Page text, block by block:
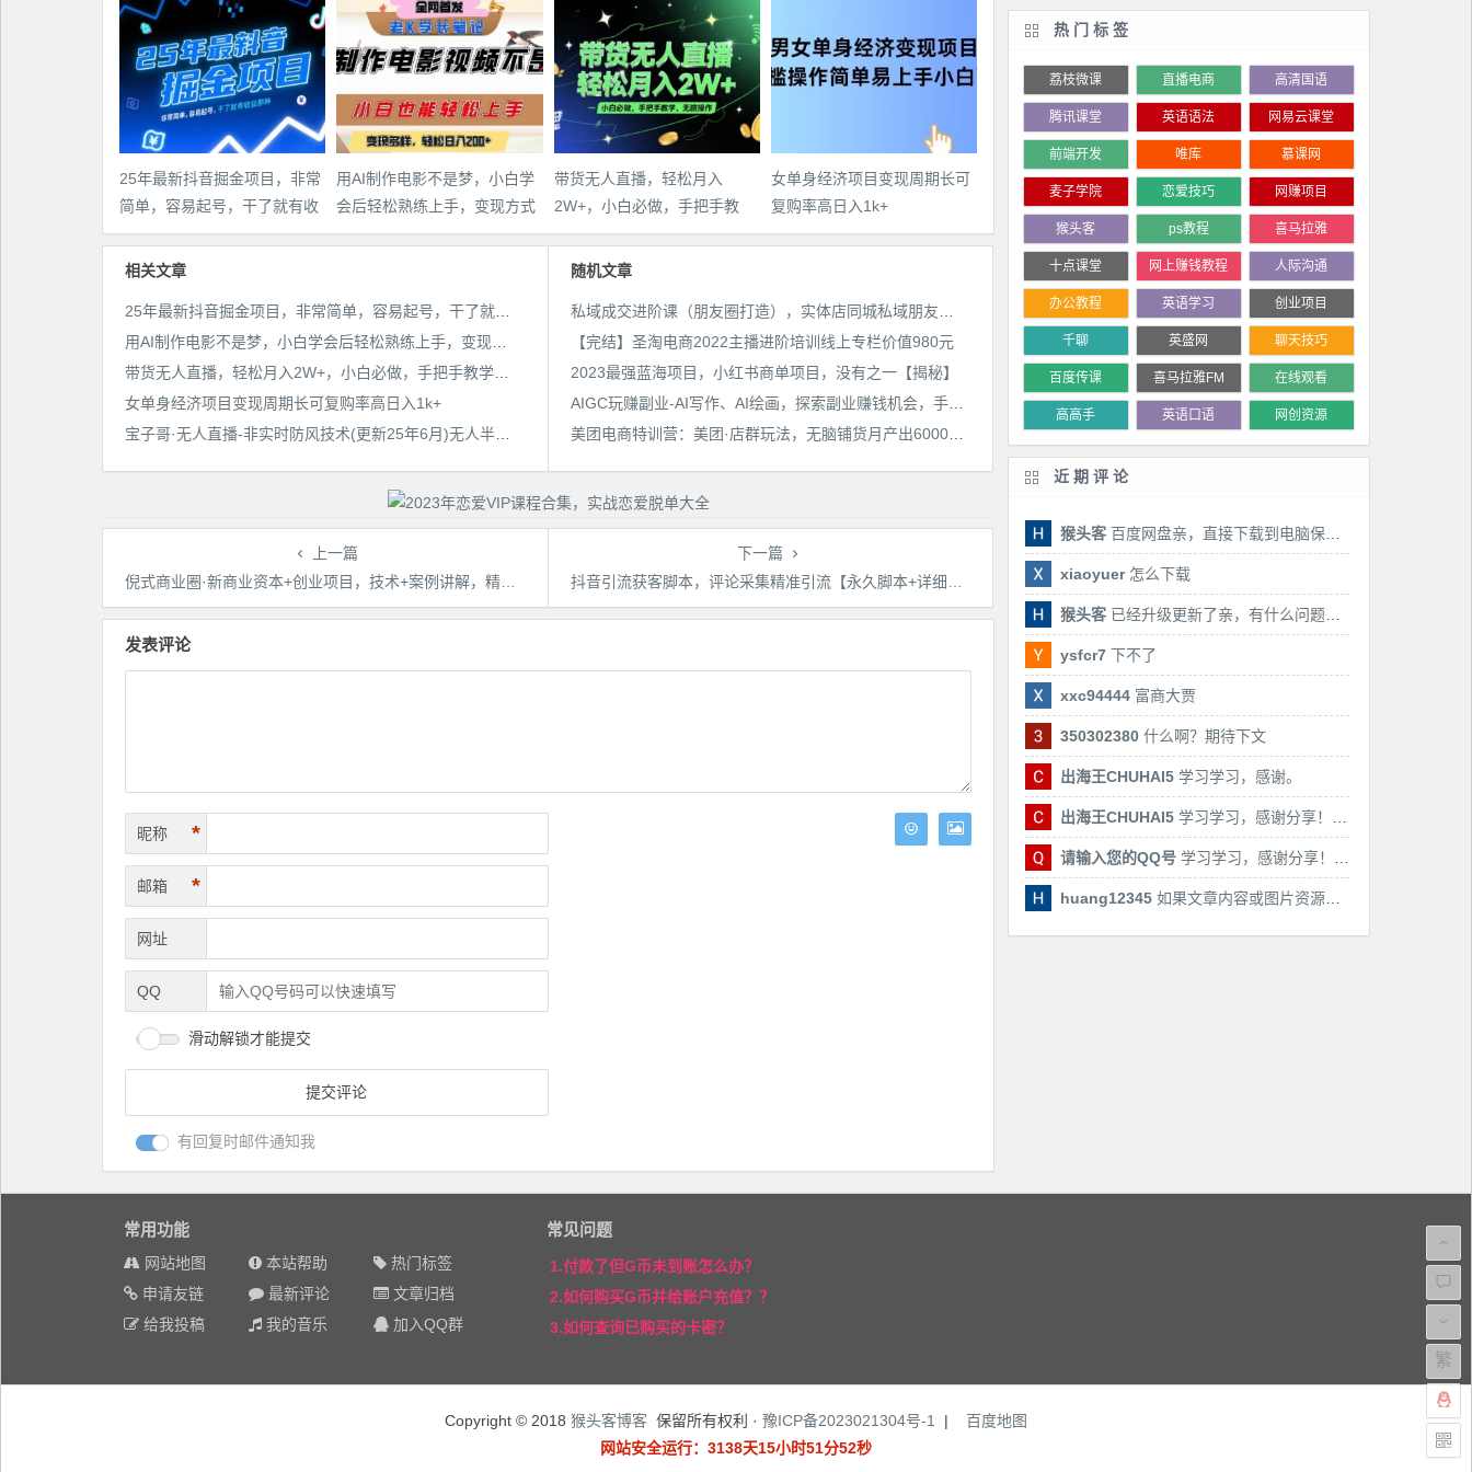
25年最新抖音掘金项目，非常
简单，容易起号，干了就有收
益那种
用AI制作电影不是梦，小白学
会后轻松熟练上手，变现方式
多样，日入2张+
带货无人直播，轻松月入
2W+，小白必做，手把手教
学，无脑操作(附学习资料)
女单身经济项目变现周期长可
复购率高日入1k+
相关文章
女单身经济项目变现周期长可复购率高日入1k+
随机文章
【完结】圣淘电商2022主播进阶培训线上专栏价值980元
2023最强蓝海项目，小红书商单项目，没有之一【揭秘】
AIGC玩赚副业-AI写作、AI绘画，探索副业赚钱机会，手把手教你落地实操
美团电商特训营：美团·店群玩法，无脑铺货月产出6000-15000+精细化月产2w+
上一篇
倪式商业圈·新商业资本+创业项目，技术+案例讲解，精英进阶班全套课程
下一篇
抖音引流获客脚本，评论采集精准引流【永久脚本+详细教程】
发表评论
昵称 *
邮箱 *
网址
QQ
滑动解锁才能提交
有回复时邮件通知我
热门标签
荔枝微课 直播电商 高清国语
腾讯课堂 英语语法 网易云课堂
前端开发 唯库 慕课网
麦子学院 恋爱技巧 网赚项目
猴头客 ps教程 喜马拉雅
十点课堂 网上赚钱教程 人际沟通
办公教程 英语学习 创业项目
千聊 英盛网 聊天技巧
百度传课 喜马拉雅FM 在线观看
高高手 英语口语 网创资源
近期评论
猴头客百度网盘亲，直接下载到电脑保存亲，后期有课还会更新
xiaoyuer怎么下载
猴头客已经升级更新了亲，有什么问题随时联系我！
ysfcr7下不了
xxc94444富商大贾
350302380什么啊？期待下文
出海王CHUHAI5学习学习，感谢。
出海王CHUHAI5学习学习，感谢分享！！！
请输入您的QQ号学习学习，感谢分享！！！
huang12345如果文章内容或图片资源失效，请留言反馈，我
常用功能
网站地图 本站帮助
热门标签
申请友链
最新评论
文章归档
给我投稿
我的音乐 加入QQ群
常见问题
1.付款了但G币未到账怎么办？
2.如何购买G币并给账户充值？？
3.如何查询已购买的卡密？
Copyright © 2018 猴头客博客 保留所有权利 · 豫ICP备2023021304号-1 |
百度地图
网站安全运行：3138天15小时51分53秒
繁